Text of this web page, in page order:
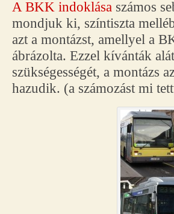
A BKK indoklása számos
mondjuk ki, színtiszta
azt a montázst, amellyel a
ábrázolta. Ezzel kívánták
szükségességét, a montázs
hazudik. (a számozást mi